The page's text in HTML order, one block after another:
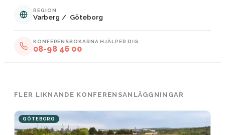
REGION
Varberg / Göteborg
KONFERENSBOKARNA HJÄLPER DIG
08-98 46 00
FLER LIKNANDE KONFERENSANLÄGGNINGAR
GÖTEBORG